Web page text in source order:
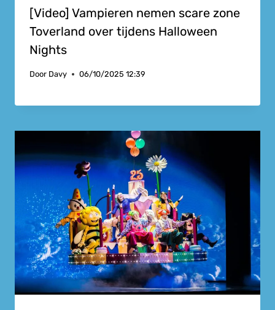
[Video] Vampieren nemen scare zone
Toverland over tijdens Halloween
Nights
Door Davy 06/10/2025 12:39